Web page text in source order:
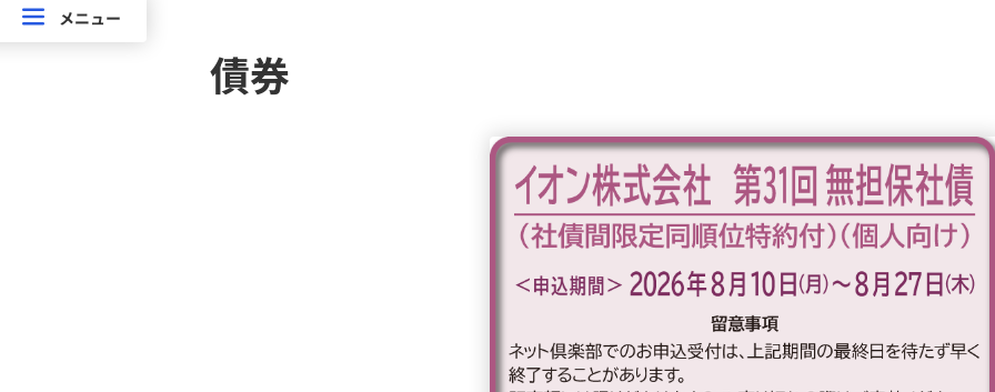
みずほ証券 はじめてガイド
ファンドラップ
保険・年金保険
みずほ証券ネット倶楽部
ライフデザイン・リモートサービス
電子交付サービス
マーケット情報
お問い合わせ
来店予約サービス
メニュー
メニュー
取扱
債券